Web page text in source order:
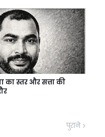
का स्तर और सत्ता की
पुराने